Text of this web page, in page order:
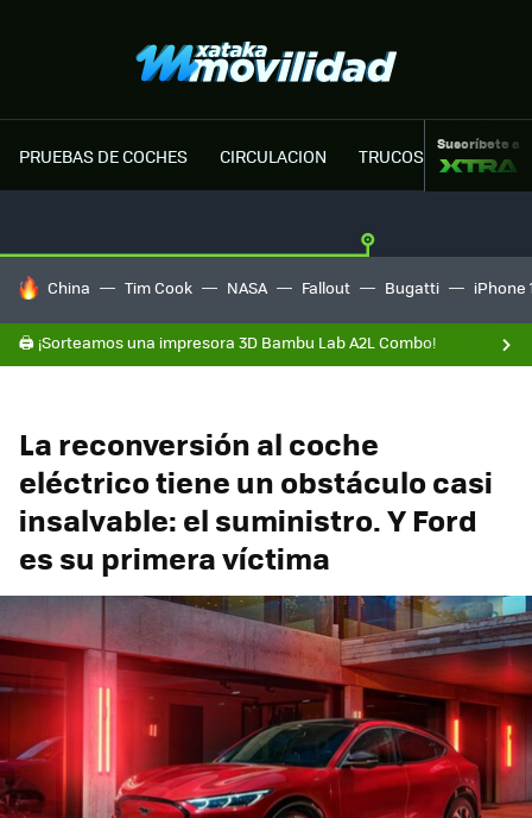
PRUEBAS DE COCHES CIRCULACION TRUCOS MOTOR
Suscríbete a
HOY SE HABLA DE
China Tim Cook NASA Fallout Bugatti iPhone
🖨️ ¡Sorteamos una impresora 3D Bambu Lab A2L Combo!
La reconversión al coche
eléctrico tiene un obstáculo casi
insalvable: el suministro. Y Ford
es su primera víctima